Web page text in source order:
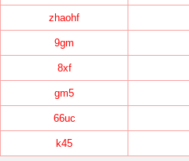
zhaohf
9gm
8xf
gm5
66uc
k45